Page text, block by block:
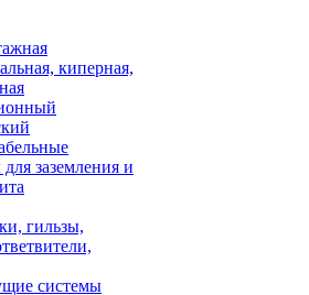
киперная,
заземления и
гильзы,
системы